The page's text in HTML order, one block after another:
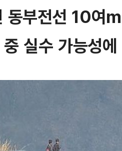
동부전선 10여
실수 가능성